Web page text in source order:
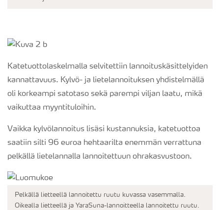
Katetuottolaskelmalla selvitettiin lannoituskäsittelyiden
kannattavuus. Kylvö- ja lietelannoituksen yhdistelmällä
oli korkeampi satotaso sekä parempi viljan laatu, mikä
vaikuttaa myyntituloihin.
Vaikka kylvölannoitus lisäsi kustannuksia, katetuottoa
saatiin silti 96 euroa hehtaarilta enemmän verrattuna
pelkällä lietelannalla lannoitettuun ohrakasvustoon.
Pelkällä lietteellä lannoitettu ruutu kuvassa vasemmalla.
Oikealla lietteellä ja YaraSuna-lannoitteella lannoitettu ruutu.